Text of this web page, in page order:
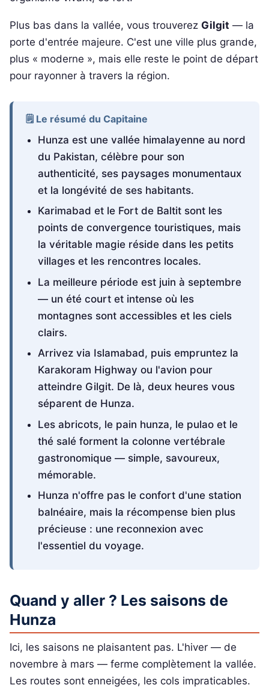
Plus bas dans la vallée, vous trouverez Gilgit — la
porte d'entrée majeure. C'est une ville plus grande,
plus « moderne », mais elle reste le point de départ
pour rayonner à travers la région.
🗒️ Le résumé du Capitaine
Hunza est une vallée himalayenne au nord
du Pakistan, célèbre pour son
authenticité, ses paysages monumentaux
et la longévité de ses habitants.
Karimabad et le Fort de Baltit sont les
points de convergence touristiques, mais
la véritable magie réside dans les petits
villages et les rencontres locales.
La meilleure période est juin à septembre
— un été court et intense où les
montagnes sont accessibles et les ciels
clairs.
Arrivez via Islamabad, puis empruntez la
Karakoram Highway ou l'avion pour
atteindre Gilgit. De là, deux heures vous
séparent de Hunza.
Les abricots, le pain hunza, le pulao et le
thé salé forment la colonne vertébrale
gastronomique — simple, savoureux,
mémorable.
Hunza n'offre pas le confort d'une station
balnéaire, mais la récompense bien plus
précieuse : une reconnexion avec
l'essentiel du voyage.
Quand y aller ? Les saisons de
Hunza
Ici, les saisons ne plaisantent pas. L'hiver — de
novembre à mars — ferme complètement la vallée.
Les routes sont enneigées, les cols impraticables.